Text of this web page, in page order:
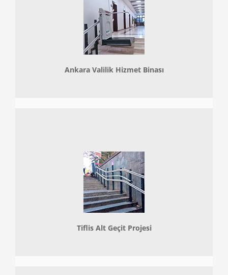
Ankara Valilik Hizmet Binası
Tiflis Alt Geçit Projesi